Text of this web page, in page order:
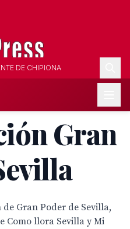
DE CHIPIONA
Gran
de Gran Poder de Sevilla,
Como llora Sevilla y Mi